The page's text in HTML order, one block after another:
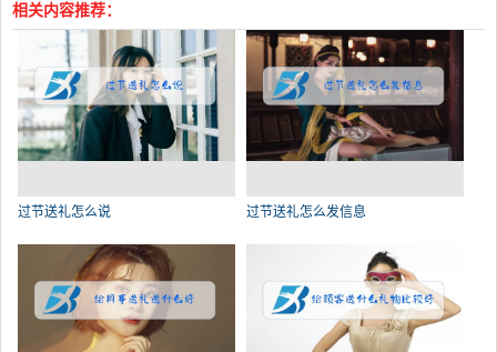
相关内容推荐：
过节送礼怎么说 过节送礼怎么发信息